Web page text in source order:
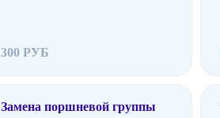
300 РУБ
Замена поршневой группы